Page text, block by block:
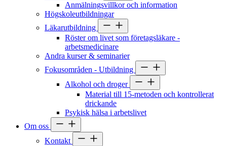
Anmälningsvillkor och information
Högskoleutbildningar
Läkarutbildning
Röster om livet som företagsläkare -
arbetsmedicinare
Andra kurser & seminarier
Fokusområden - Utbildning
Alkohol och droger
Material till 15-metoden och kontrollerat
drickande
Psykisk hälsa i arbetslivet
Om oss
Kontakt